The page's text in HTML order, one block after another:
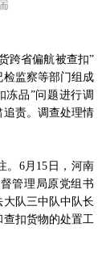
跨省偏航被查扣”
监察等部门组成
冻品”问题进行调
责。调查处理情
。6月15日，河南
管理局原党组书
队三中队中队长
扣货物的处置工